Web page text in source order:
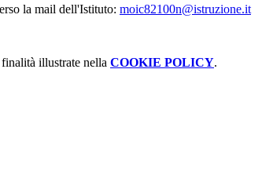
la mail dell'Istituto: moic82100n@istruzione.it
illustrate nella COOKIE POLICY.